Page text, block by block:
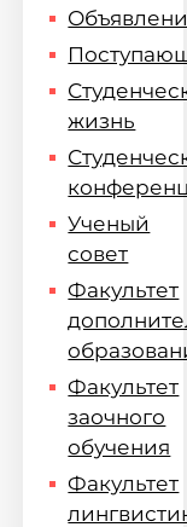
жизнь
Ученый
совет
Факультет
Факультет
заочного
обучения
Факультет